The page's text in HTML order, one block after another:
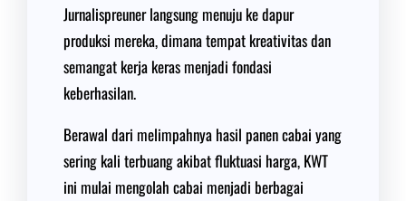
Jurnalispreuner langsung menuju ke dapur
produksi mereka, dimana tempat kreativitas dan
semangat kerja keras menjadi fondasi
keberhasilan.
Berawal dari melimpahnya hasil panen cabai yang
sering kali terbuang akibat fluktuasi harga, KWT
ini mulai mengolah cabai menjadi berbagai